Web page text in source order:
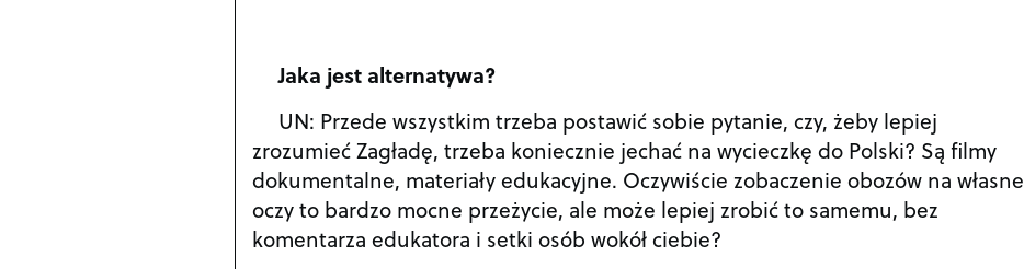
Jaka jest alternatywa?
UN: Przede wszystkim trzeba postawić sobie pytanie, czy, żeby lepiej
zrozumieć Zagładę, trzeba koniecznie jechać na wycieczkę do Polski? Są filmy
dokumentalne, materiały edukacyjne. Oczywiście zobaczenie obozów na własne
oczy to bardzo mocne przeżycie, ale może lepiej zrobić to samemu, bez
komentarza edukatora i setki osób wokół ciebie?